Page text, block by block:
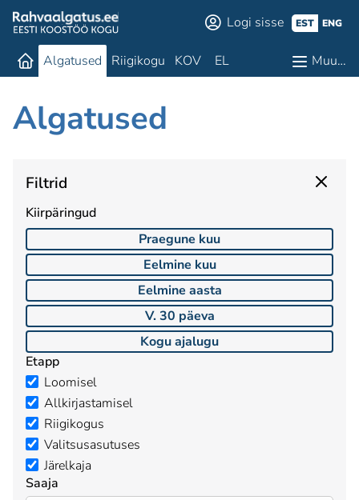
Logi sisse EST ENG
Algatused Riigikogu KOV EL Muu…
Algatused
Filtrid
Kiirpäringud
Praegune kuu
Eelmine kuu
Eelmine aasta
V. 30 päeva
Kogu ajalugu
Etapp
Loomisel
Allkirjastamisel
Riigikogus
Valitsusasutuses
Järelkaja
Saaja